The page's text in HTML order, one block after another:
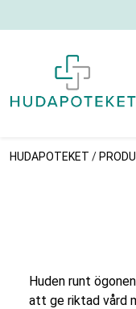
HUDAPOTEKET /
Huden runt
att ge riktad vård